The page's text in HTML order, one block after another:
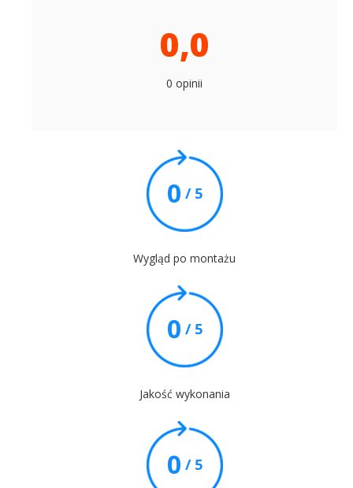
0,0
0 opinii
0 / 5
Wygląd po montażu
0 / 5
Jakość wykonania
0 / 5